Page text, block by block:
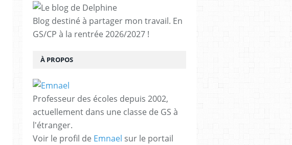
Blog destiné à partager mon travail. En
GS/CP à la rentrée 2026/2027 !
À PROPOS
Professeur des écoles depuis 2002,
actuellement dans une classe de GS à
l'étranger.
Voir le profil de Emnael sur le portail